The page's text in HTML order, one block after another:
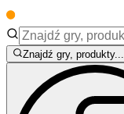
Znajdź gry, produkty...